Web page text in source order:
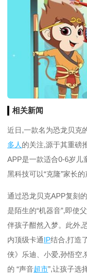
相关新闻
近日,一款名为恐龙贝克
多人 的关注,源于其重磅
APP是一款适合0-6岁儿
黑科技可以“克隆”家长
通过恐龙贝克APP复刻
是陌生的“机器音”,即使
伴孩子酣然入梦。此外,
内顶级卡通IP结合,打造
侠》乐迪、小爱,孙悟空
的 “声音超市”,让孩子选